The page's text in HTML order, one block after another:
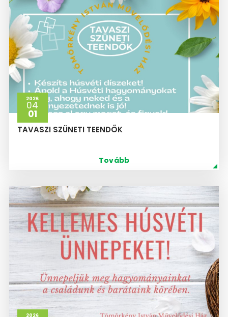
2026
04
01
TAVASZI SZÜNETI TEENDŐK
Tovább
2026